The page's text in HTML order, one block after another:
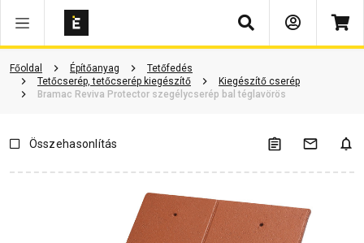
Keresés
Főoldal Építőanyag
Tetőfedés
Tetőcserép, tetőcserép kiegészítő
Kiegészítő cserép
Bramac Reviva Protector szegélycserép bal téglavörös
Dokumentumok Kérdések és válaszok
Összehasonlítás